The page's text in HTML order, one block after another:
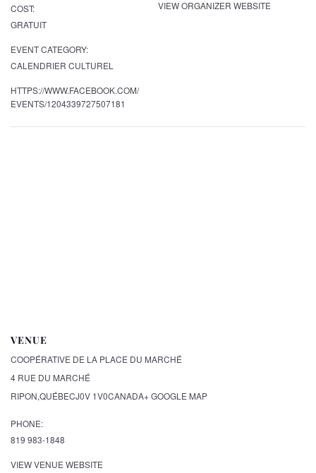
COST:
GRATUIT
EVENT CATEGORY:
CALENDRIER CULTUREL
HTTPS://WWW.FACEBOOK.COM/
EVENTS/1204339727507181
VIEW ORGANIZER WEBSITE
VENUE
COOPÉRATIVE DE LA PLACE DU MARCHÉ
4 RUE DU MARCHÉ
RIPON,QUÉBECJ0V 1V0CANADA+ GOOGLE MAP
PHONE:
819 983-1848
VIEW VENUE WEBSITE